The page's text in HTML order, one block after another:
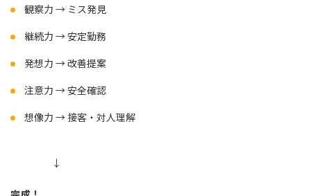
観察力 → ミス発見
継続力 → 安定勤務
発想力 → 改善提案
注意力 → 安全確認
想像力 → 接客・対人理解
↓